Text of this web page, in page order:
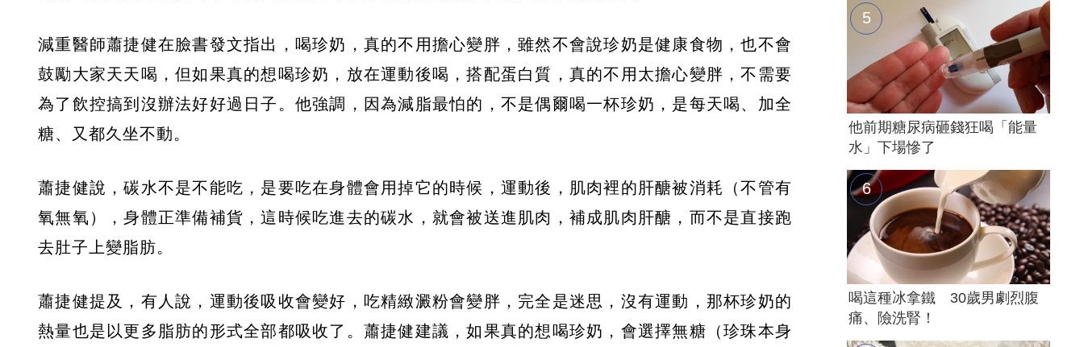
減重醫師蕭捷健在臉書發文指出，喝珍奶，真的不用擔心變胖，雖然不會說珍奶是健康食物，也不會
鼓勵大家天天喝，但如果真的想喝珍奶，放在運動後喝，搭配蛋白質，真的不用太擔心變胖，不需要
為了飲控搞到沒辦法好好過日子。他強調，因為減脂最怕的，不是偶爾喝一杯珍奶，是每天喝、加全
糖、又都久坐不動。
蕭捷健說，碳水不是不能吃，是要吃在身體會用掉它的時候，運動後，肌肉裡的肝醣被消耗（不管有
氧無氧），身體正準備補貨，這時候吃進去的碳水，就會被送進肌肉，補成肌肉肝醣，而不是直接跑
去肚子上變脂肪。
蕭捷健提及，有人說，運動後吸收會變好，吃精緻澱粉會變胖，完全是迷思，沒有運動，那杯珍奶的
熱量也是以更多脂肪的形式全部都吸收了。蕭捷健建議，如果真的想喝珍奶，會選擇無糖（珍珠本身
他前期糖尿病砸錢狂喝「能量
水」下場慘了
喝這種冰拿鐵 30歲男劇烈腹
痛、險洗腎！